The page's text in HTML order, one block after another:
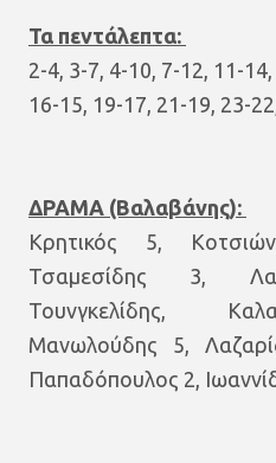
Τα πεντάλεπτα:
2-4, 3-7, 4-10, 7-12, 11-
16-15, 19-17, 21-19, 23-
ΔΡΑΜΑ (Βαλαβάνης):
Κρητικός 5,
Τσαμεσίδης 3,
Τουνγκελίδης,
Μανωλούδης 5,
Παπαδόπουλος 2,